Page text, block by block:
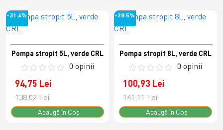
-31.4%
Pompa stropit 5L, verde CRL
0 opinii
94,75 Lei
138,02 Lei
Adaugă în Coş
-28.5%
Pompa stropit 8L, verde CRL
0 opinii
100,93 Lei
141,11 Lei
Adaugă în Coş